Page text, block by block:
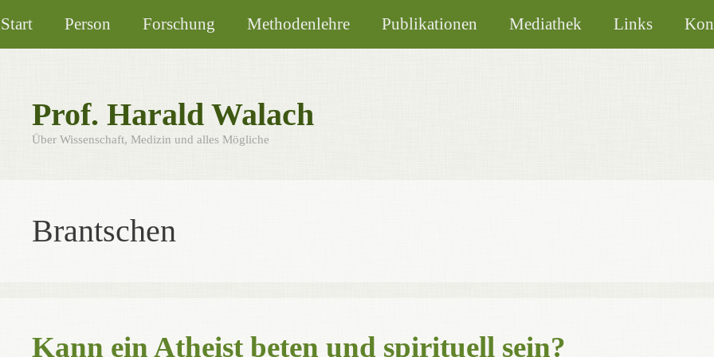
Inhalt
springen
Start Person Forschung Methodenlehre Publikationen Mediathek Links
Prof. Harald Walach
Über Wissenschaft, Medizin und alles Mögliche
Brantschen
Kann ein Atheist beten und spirituell sein?